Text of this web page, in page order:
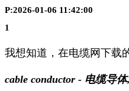
P:2026-01-06 11:42:00
1
我想知道，在电缆网下载
cable conductor - 电缆导